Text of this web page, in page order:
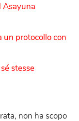
Asayuna
un protocollo con
stesse
non ha scopo